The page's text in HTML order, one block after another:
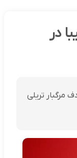
در
مرگبار تریلی